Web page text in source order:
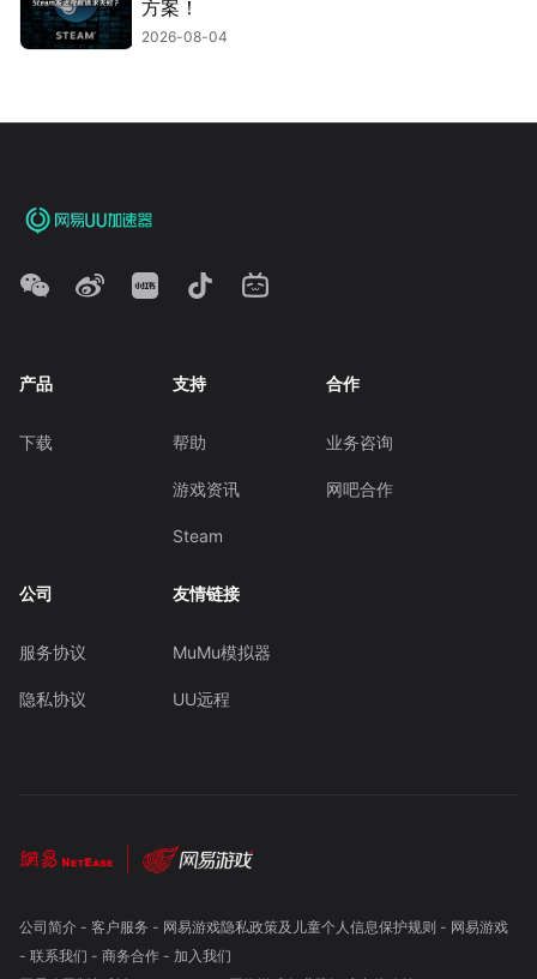
方案！
2026-08-04
产品
下载
支持
帮助
游戏资讯
Steam
合作
业务咨询
网吧合作
公司
服务协议
隐私协议
友情链接
MuMu模拟器
UU远程
公司简介- 客户服务 - 网易游戏隐私政策及儿童个人信息保护规则 - 网易游戏
- 联系我们 - 商务合作- 加入我们